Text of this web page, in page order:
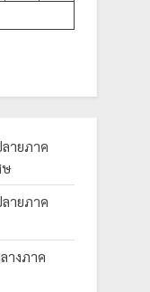
ายภาค
ษ
ายภาค
างภาค